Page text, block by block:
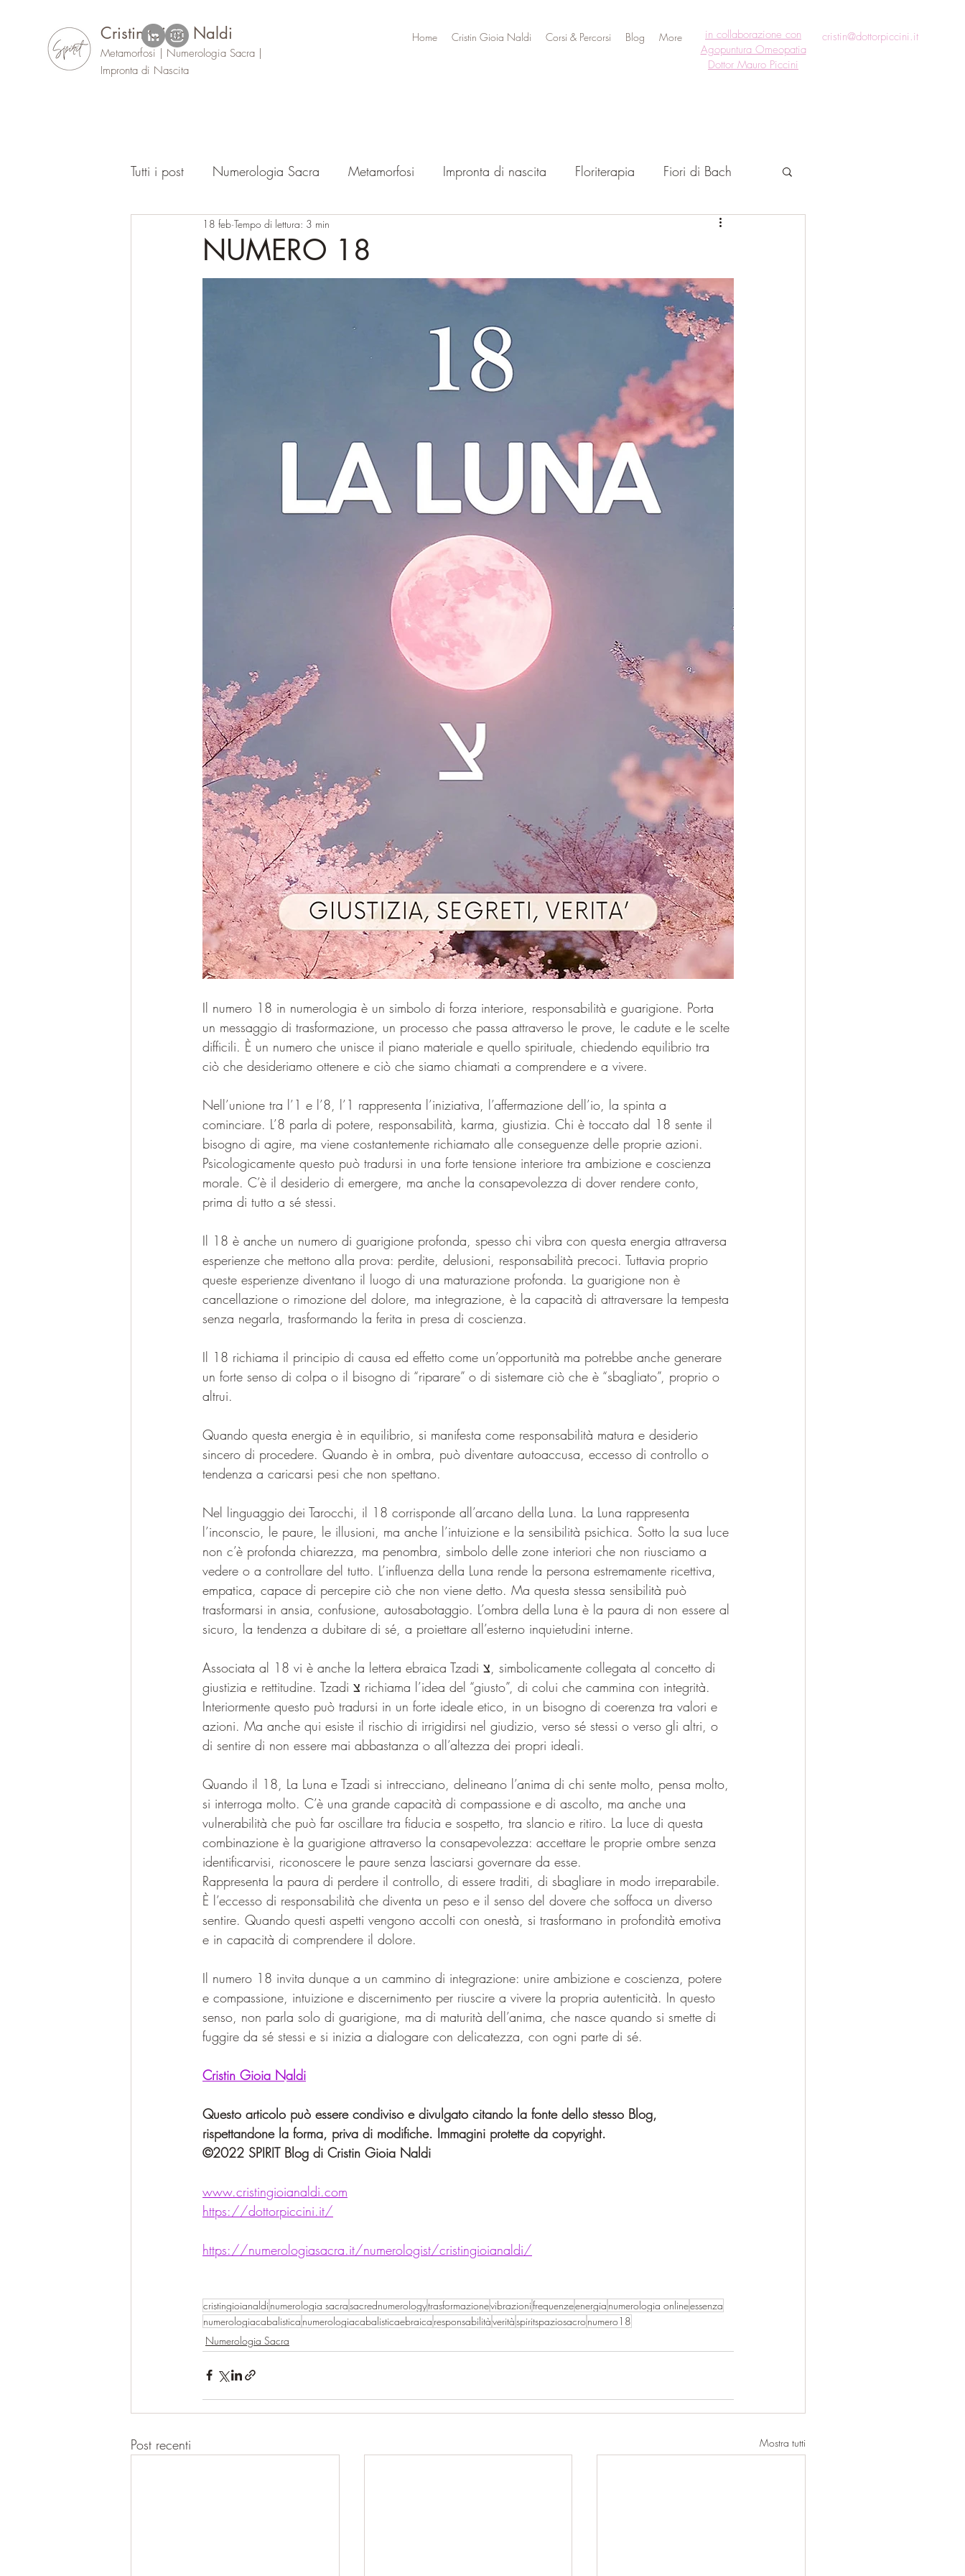
Cristin Gioia Naldi
Metamorfosi | Numerologia Sacra |
Impronta di Nascita
Home Cristin Gioia Naldi Corsi & Percorsi Blog More
in collaborazione con
Agopuntura Omeopatia
Dottor Mauro Piccini
cristin@dottorpiccini.it
Tutti i post Numerologia Sacra Metamorfosi Impronta di nascita Floriterapia Fiori di Bach
Eventi
NUMERO 18
18 feb Tempo di lettura: 3 min
Il numero 18 in numerologia è un simbolo di forza interiore, responsabilità e guarigione. Porta
un messaggio di trasformazione, un processo che passa attraverso le prove, le cadute e le scelte
difficili. È un numero che unisce il piano materiale e quello spirituale, chiedendo equilibrio tra
ciò che desideriamo ottenere e ciò che siamo chiamati a comprendere e a vivere.
Nell’unione tra l’1 e l’8, l’1 rappresenta l’iniziativa, l’affermazione dell’io, la spinta a
cominciare. L’8 parla di potere, responsabilità, karma, giustizia. Chi è toccato dal 18 sente il
bisogno di agire, ma viene costantemente richiamato alle conseguenze delle proprie azioni.
Psicologicamente questo può tradursi in una forte tensione interiore tra ambizione e coscienza
morale. C’è il desiderio di emergere, ma anche la consapevolezza di dover rendere conto,
prima di tutto a sé stessi.
Il 18 è anche un numero di guarigione profonda, spesso chi vibra con questa energia attraversa
esperienze che mettono alla prova: perdite, delusioni, responsabilità precoci. Tuttavia proprio
queste esperienze diventano il luogo di una maturazione profonda. La guarigione non è
cancellazione o rimozione del dolore, ma integrazione, è la capacità di attraversare la tempesta
senza negarla, trasformando la ferita in presa di coscienza.
Il 18 richiama il principio di causa ed effetto come un’opportunità ma potrebbe anche generare
un forte senso di colpa o il bisogno di “riparare” o di sistemare ciò che è “sbagliato”, proprio o
altrui.
Quando questa energia è in equilibrio, si manifesta come responsabilità matura e desiderio
sincero di procedere. Quando è in ombra, può diventare autoaccusa, eccesso di controllo o
tendenza a caricarsi pesi che non spettano.
Nel linguaggio dei Tarocchi, il 18 corrisponde all’arcano della Luna. La Luna rappresenta
l’inconscio, le paure, le illusioni, ma anche l’intuizione e la sensibilità psichica. Sotto la sua luce
non c’è profonda chiarezza, ma penombra, simbolo delle zone interiori che non riusciamo a
vedere o a controllare del tutto. L’influenza della Luna rende la persona estremamente ricettiva,
empatica, capace di percepire ciò che non viene detto. Ma questa stessa sensibilità può
trasformarsi in ansia, confusione, autosabotaggio. L’ombra della Luna è la paura di non essere al
sicuro, la tendenza a dubitare di sé, a proiettare all’esterno inquietudini interne.
Associata al 18 vi è anche la lettera ebraica Tzadi צ, simbolicamente collegata al concetto di
giustizia e rettitudine. Tzadi צ richiama l’idea del “giusto”, di colui che cammina con integrità.
Interiormente questo può tradursi in un forte ideale etico, in un bisogno di coerenza tra valori e
azioni. Ma anche qui esiste il rischio di irrigidirsi nel giudizio, verso sé stessi o verso gli altri, o
di sentire di non essere mai abbastanza o all’altezza dei propri ideali.
Quando il 18, La Luna e Tzadi si intrecciano, delineano l’anima di chi sente molto, pensa molto,
si interroga molto. C’è una grande capacità di compassione e di ascolto, ma anche una
vulnerabilità che può far oscillare tra fiducia e sospetto, tra slancio e ritiro. La luce di questa
combinazione è la guarigione attraverso la consapevolezza: accettare le proprie ombre senza
identificarvisi, riconoscere le paure senza lasciarsi governare da esse.
Rappresenta la paura di perdere il controllo, di essere traditi, di sbagliare in modo irreparabile.
È l’eccesso di responsabilità che diventa un peso e il senso del dovere che soffoca un diverso
sentire. Quando questi aspetti vengono accolti con onestà, si trasformano in profondità emotiva
e in capacità di comprendere il dolore.
Il numero 18 invita dunque a un cammino di integrazione: unire ambizione e coscienza, potere
e compassione, intuizione e discernimento per riuscire a vivere la propria autenticità. In questo
senso, non parla solo di guarigione, ma di maturità dell’anima, che nasce quando si smette di
fuggire da sé stessi e si inizia a dialogare con delicatezza, con ogni parte di sé.
Cristin Gioia Naldi
Questo articolo può essere condiviso e divulgato citando la fonte dello stesso Blog,
rispettandone la forma, priva di modifiche. Immagini protette da copyright.
©2022 SPIRIT Blog di Cristin Gioia Naldi
www.cristingioianaldi.com
https://dottorpiccini.it/
https://numerologiasacra.it/numerologist/cristingioianaldi/
cristingioianaldinumerologia sacrasacrednumerologytrasformazionevibrazionifrequenzeenergia numerologia onlineessenza
numerologiacabalistica numerologiacabalisticaebraica responsabilitàveritàspiritspaziosacronumero18
Numerologia Sacra
Post recenti Mostra tutti